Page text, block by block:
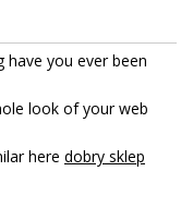
you ever been
look of your web
here dobry sklep